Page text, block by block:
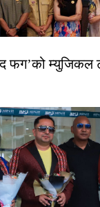
फग’को म्युजिकल